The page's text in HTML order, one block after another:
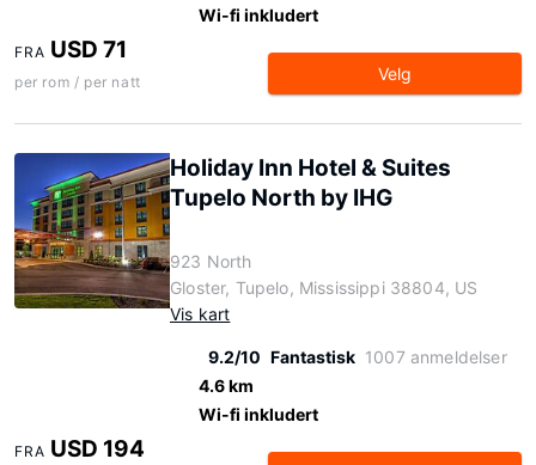
Wi-fi inkludert
FRA USD 71
per rom / per natt Velg
Holiday Inn Hotel & Suites
Tupelo North by IHG
923 North
Gloster, Tupelo, Mississippi 38804, US
Vis kart
9.2/10 Fantastisk 1007 anmeldelser
4.6 km
Wi-fi inkludert
FRA USD 194